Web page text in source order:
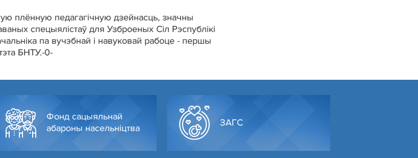
плённую педагагічную дзейнасць, значны
спецыялістаў для Узброеных Сіл Рэспублікі
па вучэбнай і навуковай рабоце - першы
БНТУ.-0-
Фонд сацыяльнай
абароны насельніцтва
ЗАГС